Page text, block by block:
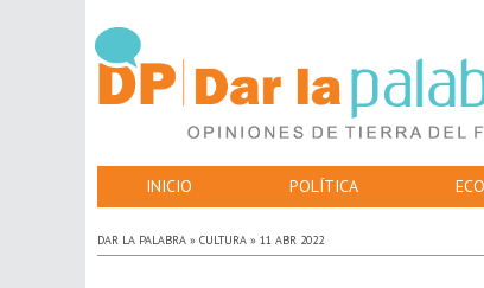
INICIO POLÍTICA
DAR LA PALABRA » CULTURA » 11 ABR 2022